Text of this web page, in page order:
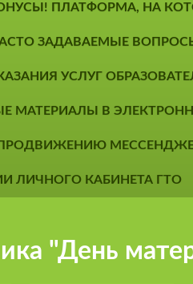
ПЛАТФОРМА, НА
ЗАДАВАЕМЫЕ
УСЛУГ
МАТЕРИАЛЫ В
ЛИЧНОГО КАБИНЕТА ГТО
"День